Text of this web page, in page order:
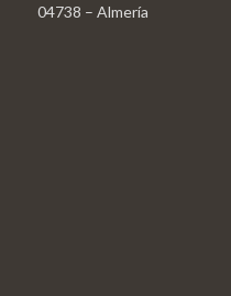
04738 – Almería